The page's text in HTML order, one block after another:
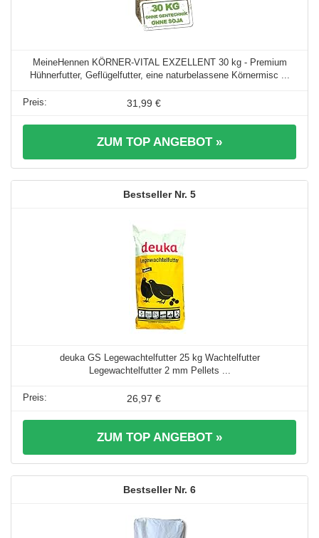
MeineHennen KÖRNER-VITAL EXZELLENT 30 kg - Premium
Hühnerfutter, Geflügelfutter, eine naturbelassene Körnermisc ...
31,99 €
ZUM TOP ANGEBOT »
5
deuka GS Legewachtelfutter 25 kg Wachtelfutter
Legewachtelfutter 2 mm Pellets ...
26,97 €
ZUM TOP ANGEBOT »
6